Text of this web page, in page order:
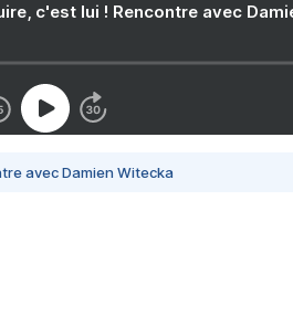
c'est lui ! Rencontre avec
avec Damien Witecka